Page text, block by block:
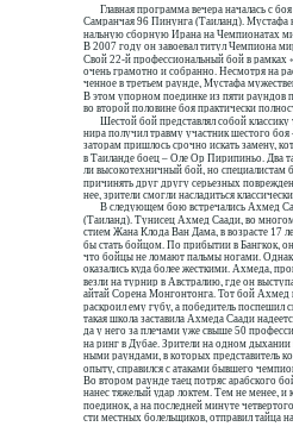
Главная программа вечера началась с
Самранчая 96 Пинунга (Таиланд). Мустафа
нальную сборную Ирана на Чемпионатах
В 2007 году он завоевал титул Чемпиона
Свой 22-й профессиональный бой в рамках
очень грамотно и собранно. Несмотря на
ченное в третьем раунде, Мустафа
В этом упорном поединке из пяти раундов
во второй половине боя практически
Шестой бой представлял собой
нира получил травму участник шестого
заторам пришлось срочно искать замену,
в Таиланде боец – Оле Ор Пирипиньо. Два
ли высокотехничный бой, но специалистам
причинять друг другу серьезных
нее, зрители смогли насладиться
В следующем бою встречались Ахмед
(Таиланд). Тунисец Ахмед Саади, во многом
стием Жана Клода Ван Дама, в возрасте 17
бы стать бойцом. По прибытии в Бангкок, он
что бойцы не ломают пальмы ногами.
оказались куда более жесткими. Ахмеда,
везли на турнир в Австралию, где он
айтай Сорена Монгонтонга. Тот бой Ахмед
раскроил ему губу, а победитель поспешил
такая школа заставила Ахмеда Саади
да у него за плечами уже свыше 50
на ринг в Дубае. Зрители на одном дыхании
ными раундами, в которых представитель
опыту, справился с атаками бывшего
Во втором раунде таец потряс арабского
нанес тяжелый удар локтем. Тем не менее, и
поединок, а на последней минуте
сти местных болельщиков, отправил тайца на